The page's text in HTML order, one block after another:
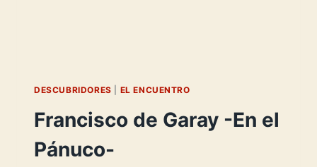
DESCUBRIDORES EL ENCUENTRO
Francisco de Garay -En el
Pánuco-